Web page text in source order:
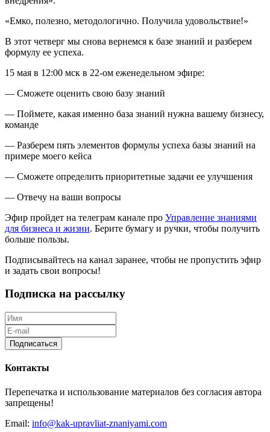
«Емко, полезно, методологично. Получила удовольствие!»
В этот четверг мы снова вернемся к базе знаний и разберем
формулу ее успеха.
15 мая в 12:00 мск в 22-ом еженедельном эфире:
— Сможете оценить свою базу знаний
— Поймете, какая именно база знаний нужна вашему бизнесу,
команде
— Разберем пять элементов формулы успеха базы знаний на
примере моего кейса
— Сможете определить приоритетные задачи ее улучшения
— Отвечу на ваши вопросы
Эфир пройдет на телеграм канале про Управление знаниями
для бизнеса и жизни. Берите бумагу и ручки, чтобы получить
больше пользы.
Подписывайтесь на канал заранее, чтобы не пропустить эфир
и задать свои вопросы!
Подписка на рассылку
Подписаться
Контакты
Перепечатка и использование материалов без согласия автора
запрещены!
Email: info@kak-upravliat-znaniyami.com